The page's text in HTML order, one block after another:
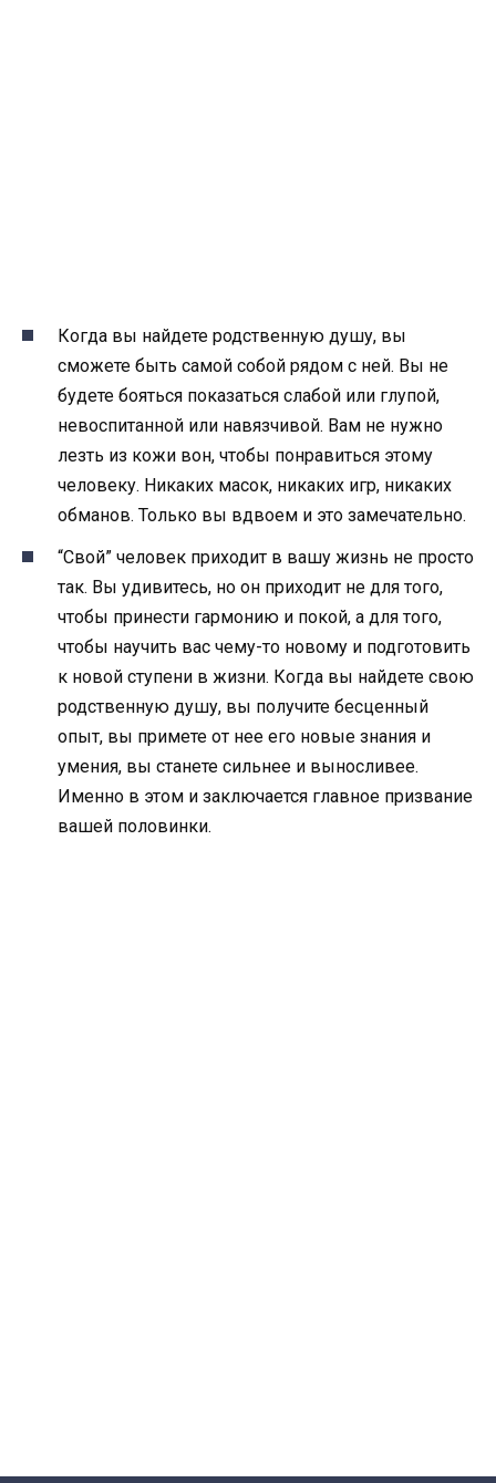
Когда вы найдете родственную душу, вы
сможете быть самой собой рядом с ней. Вы не
будете бояться показаться слабой или глупой,
невоспитанной или навязчивой. Вам не нужно
лезть из кожи вон, чтобы понравиться этому
человеку. Никаких масок, никаких игр, никаких
обманов. Только вы вдвоем и это замечательно.
“Свой” человек приходит в вашу жизнь не просто
так. Вы удивитесь, но он приходит не для того,
чтобы принести гармонию и покой, а для того,
чтобы научить вас чему-то новому и подготовить
к новой ступени в жизни. Когда вы найдете свою
родственную душу, вы получите бесценный
опыт, вы примете от нее его новые знания и
умения, вы станете сильнее и выносливее.
Именно в этом и заключается главное призвание
вашей половинки.